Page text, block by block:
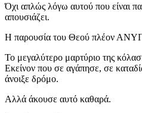
Όχι απλώς λόγω αυτού που είναι
απουσιάζει.
Η παρουσία του Θεού πλέον
Το μεγαλύτερο μαρτύριο της
Εκείνον που σε αγάπησε, σε
άνοιξε δρόμο.
Αλλά άκουσε αυτό καθαρά.